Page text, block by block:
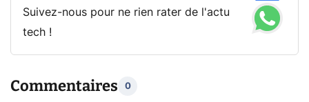
Suivez-nous pour ne rien rater de l'actu
tech !
Commentaires 0